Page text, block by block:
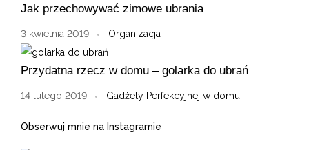
Jak przechowywać zimowe ubrania
3 kwietnia 2019 Organizacja
Przydatna rzecz w domu – golarka do ubrań
14 lutego 2019 Gadżety Perfekcyjnej w domu
Obserwuj mnie na Instagramie